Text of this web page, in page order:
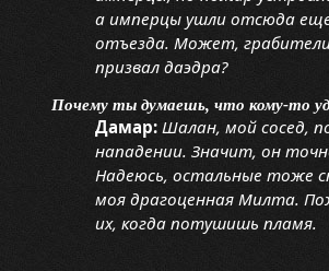
а имперцы ушли отсюда
отъезда. Может,
призвал даэдра?
Почему ты думаешь, что кому-то
Дамар: Шалан, мой сосед,
нападении. Значит, он
Надеюсь, остальные тоже
моя драгоценная Милта.
их, когда потушишь пламя.